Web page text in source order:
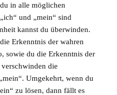
in alle möglichen
und „mein“ sind
kannst du überwinden.
dieErkenntnis der wahren
sowie du die Erkenntnis der
verschwinden die
Umgekehrt, wenn du
zu lösen, dann fällt es